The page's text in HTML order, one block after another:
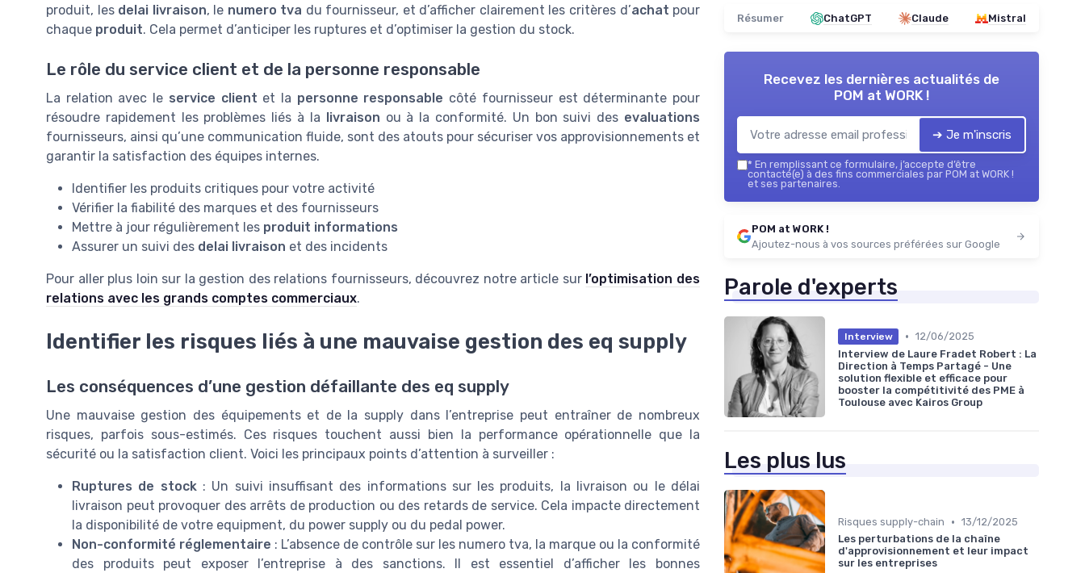
produit, les delai livraison, le numero tva du fournisseur, et d’afficher clairement les critères d’achat pour
chaque produit. Cela permet d’anticiper les ruptures et d’optimiser la gestion du stock.
Le rôle du service client et de la personne responsable
La relation avec le service client et la personne responsable côté fournisseur est déterminante pour
résoudre rapidement les problèmes liés à la livraison ou à la conformité. Un bon suivi des evaluations
fournisseurs, ainsi qu’une communication fluide, sont des atouts pour sécuriser vos approvisionnements et
garantir la satisfaction des équipes internes.
Identifier les produits critiques pour votre activité
Vérifier la fiabilité des marques et des fournisseurs
Mettre à jour régulièrement les produit informations
Assurer un suivi des delai livraison et des incidents
Pour aller plus loin sur la gestion des relations fournisseurs, découvrez notre article sur l’optimisation des
relations avec les grands comptes commerciaux.
Identifier les risques liés à une mauvaise gestion des eq supply
Les conséquences d’une gestion défaillante des eq supply
Une mauvaise gestion des équipements et de la supply dans l’entreprise peut entraîner de nombreux
risques, parfois sous-estimés. Ces risques touchent aussi bien la performance opérationnelle que la
sécurité ou la satisfaction client. Voici les principaux points d’attention à surveiller :
Ruptures de stock: Un suivi insuffisant des informations sur les produits, la livraison ou le délai
livraison peut provoquer des arrêts de production ou des retards de service. Cela impacte directement
la disponibilité de votre equipment, du power supply ou du pedal power.
Non-conformité réglementaire : L’absence de contrôle sur les numero tva, la marque ou la conformité
des produits peut exposer l’entreprise à des sanctions. Il est essentiel d’afficher les bonnes
Résumer ChatGPT Claude Mistral
Recevez les dernières actualités de
POM at WORK !
➔ Je m'inscris
* En remplissant ce formulaire, j’accepte d’être
contacté(e) à des fins commerciales par POM at WORK !
et ses partenaires.
POM at WORK !
Ajoutez-nous à vos sources préférées sur Google
Parole d'experts
Interview • 12/06/2025
Interview de Laure Fradet Robert : La
Direction à Temps Partagé - Une
solution flexible et efficace pour
booster la compétitivité des PME à
Toulouse avec Kairos Group
Les plus lus
Risques supply-chain • 13/12/2025
Les perturbations de la chaîne
d'approvisionnement et leur impact
sur les entreprises